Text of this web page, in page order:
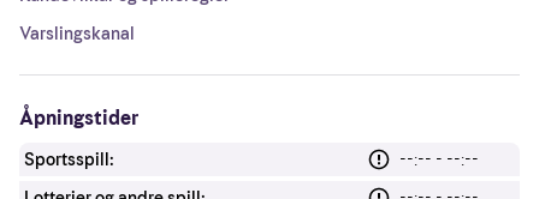
Varslingskanal
Åpningstider
Sportsspill:
--:-- - --:--